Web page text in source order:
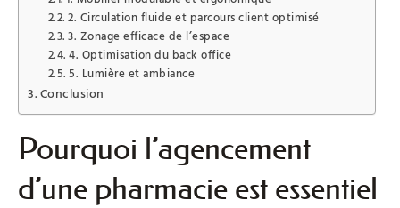
2. Circulation fluide et parcours client optimisé
3. Zonage efficace de l’espace
4. Optimisation du back office
5. Lumière et ambiance
Conclusion
Pourquoi l’agencement
d’une pharmacie est essentiel